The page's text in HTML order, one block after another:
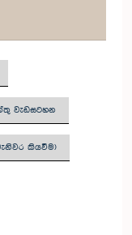
වැඩසටහන
කියවීම)